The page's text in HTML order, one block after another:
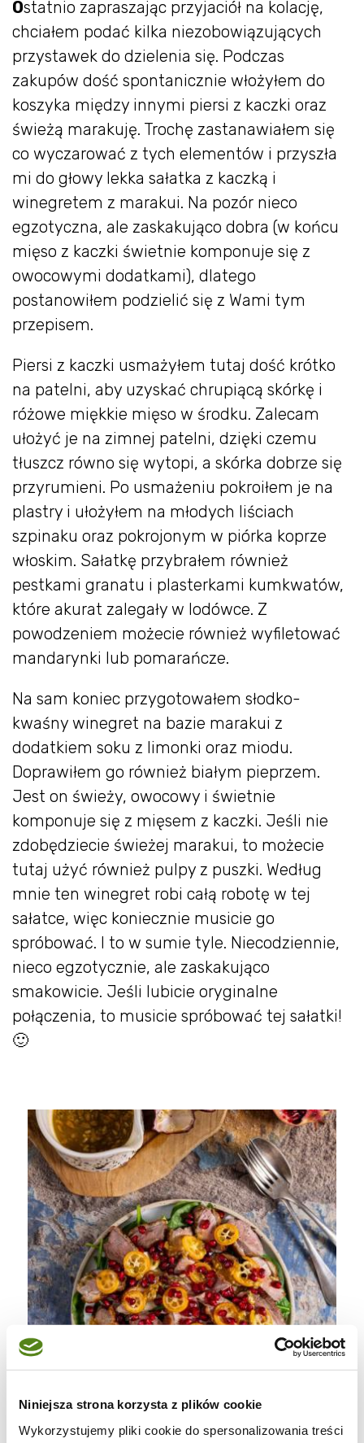
Niniejsza strona korzysta z plików cookie
Wykorzystujemy pliki cookie do spersonalizowania treści
Ostatnio zapraszając przyjaciół na kolację,
chciałem podać kilka niezobowiązujących
przystawek do dzielenia się. Podczas
zakupów dość spontanicznie włożyłem do
koszyka między innymi piersi z kaczki oraz
świeżą marakuję. Trochę zastanawiałem się
co wyczarować z tych elementów i przyszła
mi do głowy lekka sałatka z kaczką i
winegretem z marakui. Na pozór nieco
egzotyczna, ale zaskakująco dobra (w końcu
mięso z kaczki świetnie komponuje się z
owocowymi dodatkami), dlatego
postanowiłem podzielić się z Wami tym
przepisem.
Piersi z kaczki usmażyłem tutaj dość krótko
na patelni, aby uzyskać chrupiącą skórkę i
różowe miękkie mięso w środku. Zalecam
ułożyć je na zimnej patelni, dzięki czemu
tłuszcz równo się wytopi, a skórka dobrze się
przyrumieni. Po usmażeniu pokroiłem je na
plastry i ułożyłem na młodych liściach
szpinaku oraz pokrojonym w piórka koprze
włoskim. Sałatkę przybrałem również
pestkami granatu i plasterkami kumkwatów,
które akurat zalegały w lodówce. Z
powodzeniem możecie również wyfiletować
mandarynki lub pomarańcze.
Na sam koniec przygotowałem słodko-
kwaśny winegret na bazie marakui z
dodatkiem soku z limonki oraz miodu.
Doprawiłem go również białym pieprzem.
Jest on świeży, owocowy i świetnie
komponuje się z mięsem z kaczki. Jeśli nie
zdobędziecie świeżej marakui, to możecie
tutaj użyć również pulpy z puszki. Według
mnie ten winegret robi całą robotę w tej
sałatce, więc koniecznie musicie go
spróbować. I to w sumie tyle. Niecodziennie,
nieco egzotycznie, ale zaskakująco
smakowicie. Jeśli lubicie oryginalne
połączenia, to musicie spróbować tej sałatki!
🙂